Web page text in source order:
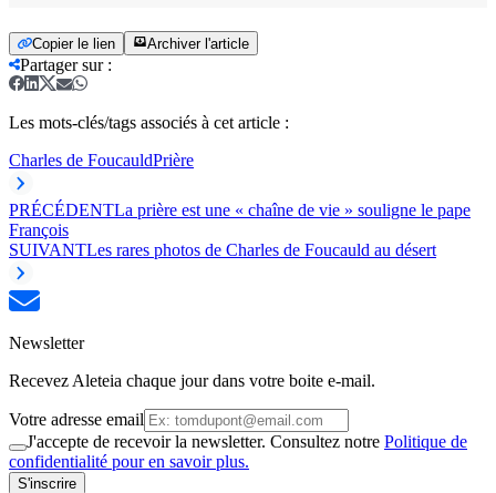
Copier le lien Archiver l'article
Partager sur:
Les mots-clés/tags associés à cet article :
Charles de FoucauldPrière
PRÉCÉDENTLa prière est une « chaîne de vie » souligne le pape
François
SUIVANTLes rares photos de Charles de Foucauld au désert
Newsletter
Recevez Aleteia chaque jour dans votre boite e-mail.
Votre adresse email
J'accepte de recevoir la newsletter. Consultez notre Politique de
confidentialité pour en savoir plus.
S'inscrire